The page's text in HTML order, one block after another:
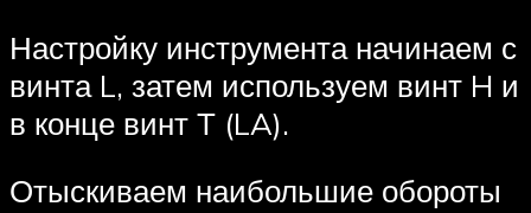
Настройку инструмента начинаем с
винта L, затем используем винт H и
в конце винт Т (LA).
Отыскиваем наибольшие обороты